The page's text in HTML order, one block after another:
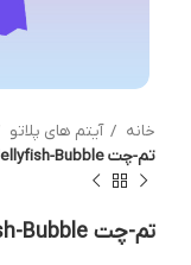
خانه آیتم های پلاتو
تم-چت Jellyfish-Bubble
تم-چت Jellyfish-Bubble